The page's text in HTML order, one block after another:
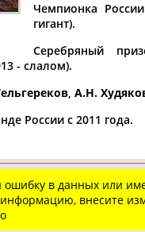
Тамилла
Рамазан
АБАЧАРАЕВ
Чемпионка
гигант).
Серебряный
- слалом).
, А.Н.
России с 2011 года.
в данных или
внесите